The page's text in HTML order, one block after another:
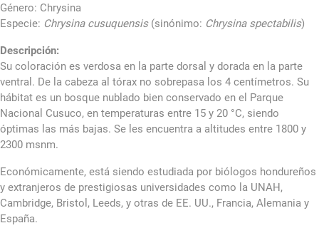
Género: Chrysina
Especie: Chrysina cusuquensis(sinónimo: Chrysina spectabilis)
Descripción:
Su coloración es verdosa en la parte dorsal y dorada en la parte
ventral. De la cabeza al tórax no sobrepasa los 4 centímetros. Su
hábitat es un bosque nublado bien conservado en el Parque
Nacional Cusuco, en temperaturas entre 15 y 20 °C, siendo
óptimas las más bajas. Se les encuentra a altitudes entre 1800 y
2300 msnm.
Económicamente, está siendo estudiada por biólogos hondureños
y extranjeros de prestigiosas universidades como la UNAH,
Cambridge, Bristol, Leeds, y otras de EE. UU., Francia, Alemania y
España.